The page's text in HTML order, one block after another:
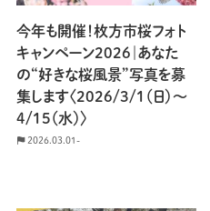
今年も開催！枚方市桜フォト
キャンペーン2026｜あなた
の“好きな桜風景”写真を募
集します〈2026/3/1（日）〜
4/15（水）〉
2026.03.01-